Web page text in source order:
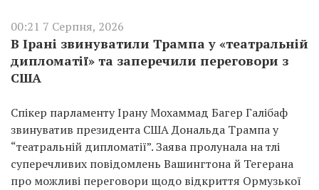
00:21 7 Серпня, 2026
В Ірані звинуватили Трампа у «театральній
дипломатії» та заперечили переговори з
США
Спікер парламенту Ірану Мохаммад Багер Галібаф
звинуватив президента США Дональда Трампа у
“театральній дипломатії”. Заява пролунала на тлі
суперечливих повідомлень Вашингтона й Тегерана
про можливі переговори щодо відкриття Ормузької